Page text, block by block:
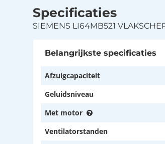
Specificaties
SIEMENS LI64MB521
Belangrijkste specificaties
Afzuigcapaciteit
Geluidsniveau
Met motor
Ventilatorstanden